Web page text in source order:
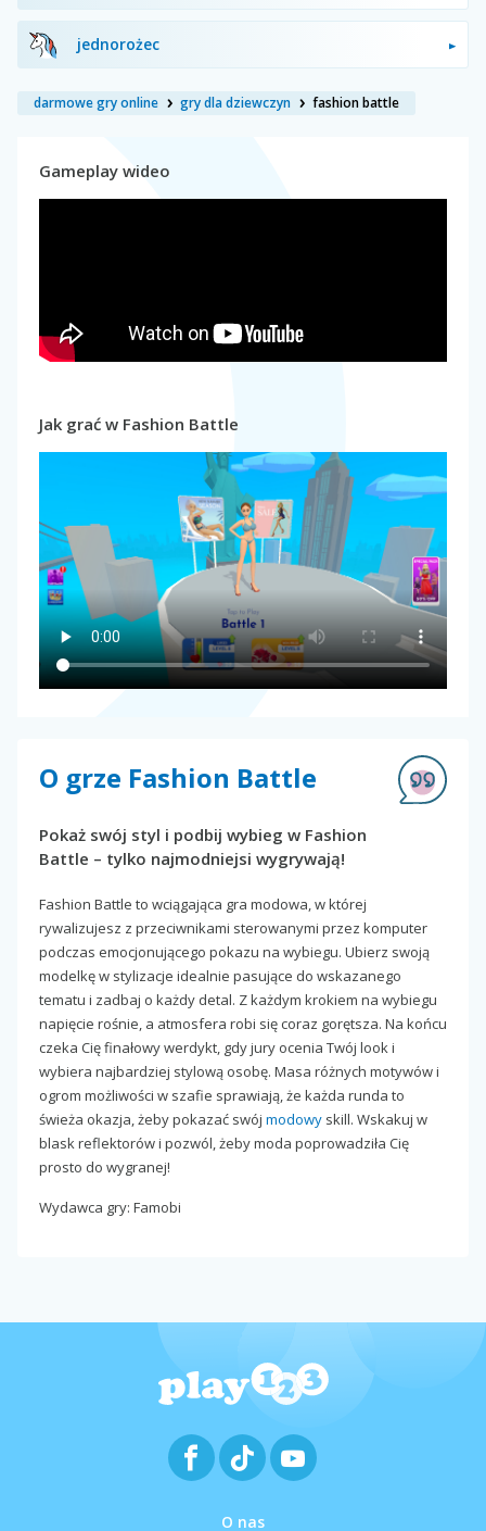
jednorożec
darmowe gry online gry dla dziewczyn fashion battle
Gameplay wideo
Jak grać w Fashion Battle
O grze Fashion Battle
Pokaż swój styl i podbij wybieg w Fashion
Battle – tylko najmodniejsi wygrywają!
Fashion Battle to wciągająca gra modowa, w której
rywalizujesz z przeciwnikami sterowanymi przez komputer
podczas emocjonującego pokazu na wybiegu. Ubierz swoją
modelkę w stylizacje idealnie pasujące do wskazanego
tematu i zadbaj o każdy detal. Z każdym krokiem na wybiegu
napięcie rośnie, a atmosfera robi się coraz gorętsza. Na końcu
czeka Cię finałowy werdykt, gdy jury ocenia Twój look i
wybiera najbardziej stylową osobę. Masa różnych motywów i
ogrom możliwości w szafie sprawiają, że każda runda to
świeża okazja, żeby pokazać swój modowy skill. Wskakuj w
blask reflektorów i pozwól, żeby moda poprowadziła Cię
prosto do wygranej!
Wydawca gry: Famobi
O nas